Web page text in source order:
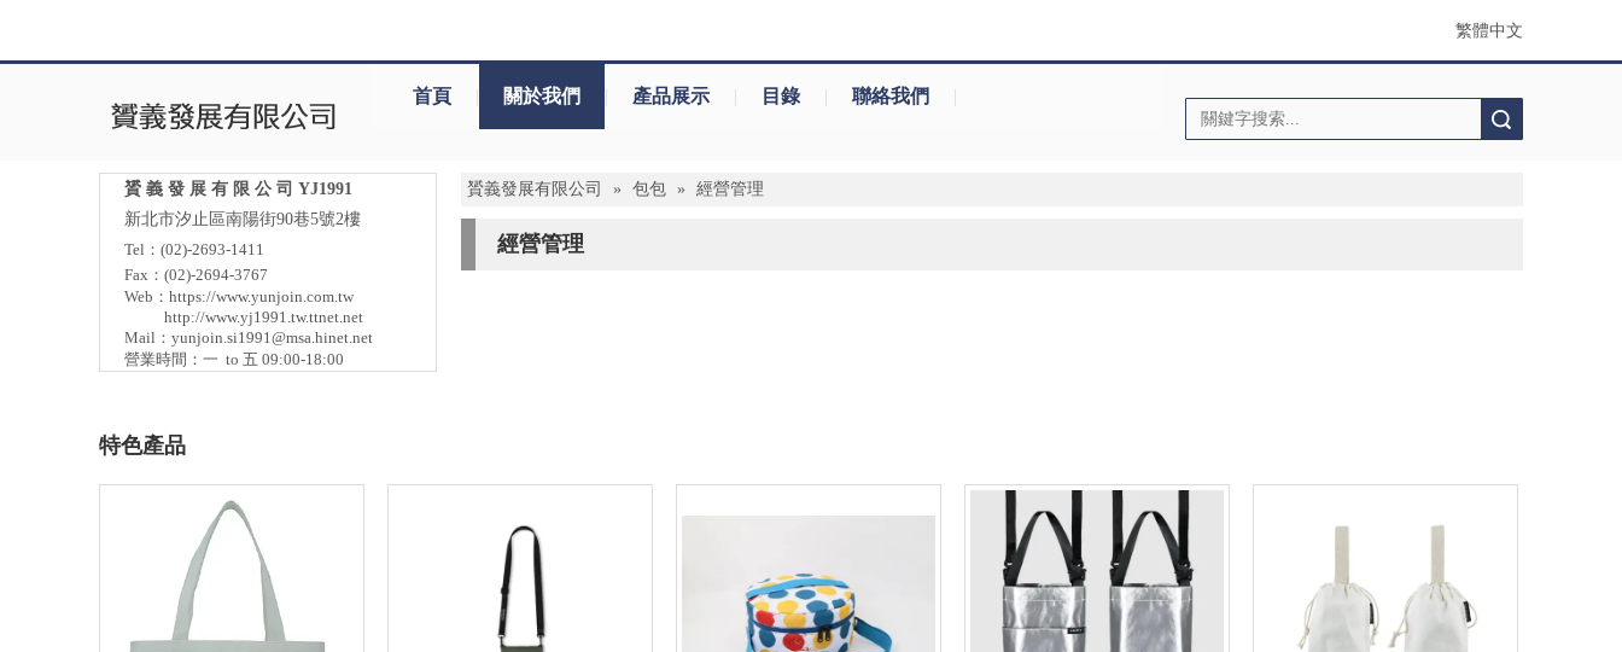
繁體中文
首頁 | 關於我們 | 產品展示 | 目錄 | 聯絡我們 |
贇 義 發 展 有 限 公 司 YJ1991
新北市汐止區南陽街90巷5號2樓
Tel：(02)-2693-1411
Fax：(02)-2694-3767
Web： https://www.yunjoin.com.tw
http://www.yj1991.tw.ttnet.net
Mail： yunjoin.si1991@msa.hinet.net
營業時間：一 to 五 09:00-18:00
贇義發展有限公司 » 包包 » 經營管理
經營管理
特色產品